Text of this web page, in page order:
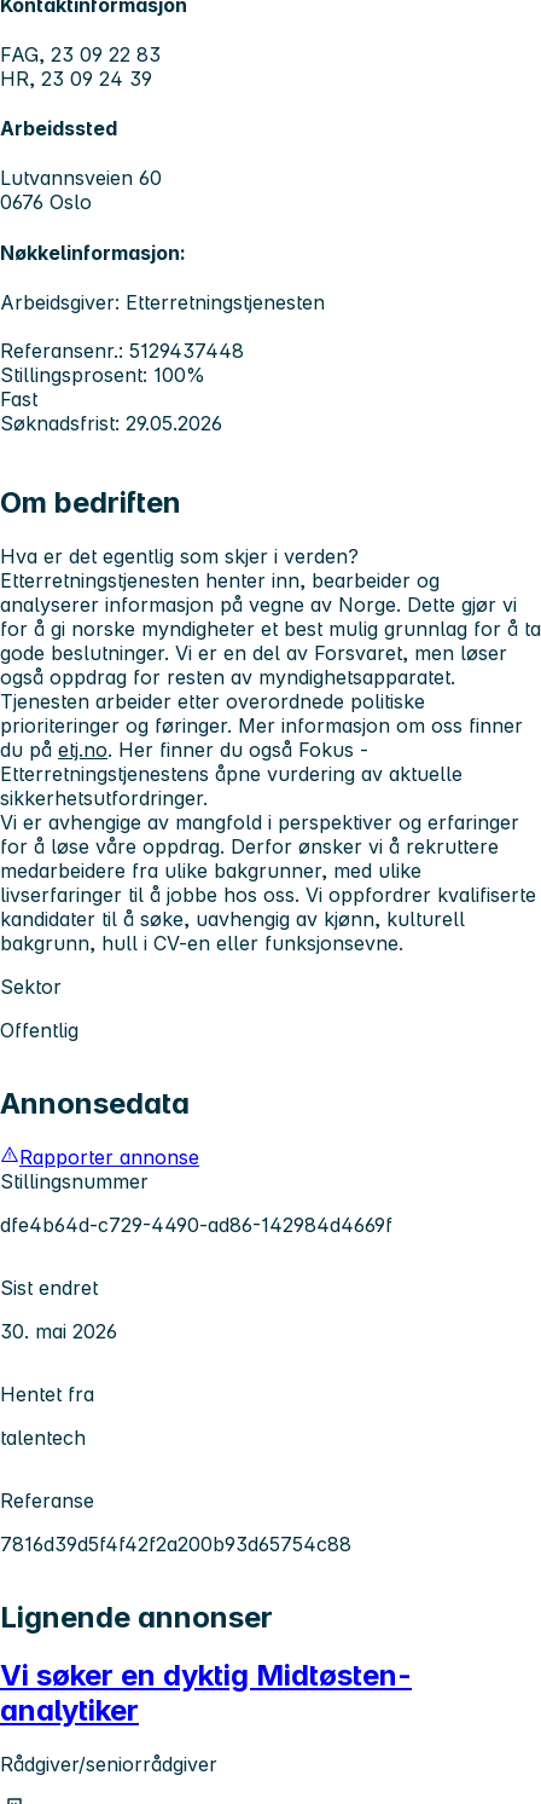
FAG, 23 09 22 83
HR, 23 09 24 39
Arbeidssted
Lutvannsveien 60
0676 Oslo
Nøkkelinformasjon:
Arbeidsgiver: Etterretningstjenesten
Referansenr.: 5129437448
Stillingsprosent: 100%
Fast
Søknadsfrist: 29.05.2026
Om bedriften
Hva er det egentlig som skjer i verden?
Etterretningstjenesten henter inn, bearbeider og
analyserer informasjon på vegne av Norge. Dette gjør vi
for å gi norske myndigheter et best mulig grunnlag for å ta
gode beslutninger. Vi er en del av Forsvaret, men løser
også oppdrag for resten av myndighetsapparatet.
Tjenesten arbeider etter overordnede politiske
prioriteringer og føringer. Mer informasjon om oss finner
du på etj.no. Her finner du også Fokus -
Etterretningstjenestens åpne vurdering av aktuelle
sikkerhetsutfordringer.
Vi er avhengige av mangfold i perspektiver og erfaringer
for å løse våre oppdrag. Derfor ønsker vi å rekruttere
medarbeidere fra ulike bakgrunner, med ulike
livserfaringer til å jobbe hos oss. Vi oppfordrer kvalifiserte
kandidater til å søke, uavhengig av kjønn, kulturell
bakgrunn, hull i CV-en eller funksjonsevne.
Sektor
Offentlig
Annonsedata
Rapporter annonse
Stillingsnummer
dfe4b64d-c729-4490-ad86-142984d4669f
Sist endret
30. mai 2026
Hentet fra
talentech
Referanse
7816d39d5f4f42f2a200b93d65754c88
Lignende annonser
Vi søker en dyktig Midtøsten-
analytiker
Rådgiver/seniorrådgiver